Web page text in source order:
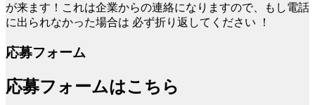
が来ます！これは企業からの連絡になりますので、もし電話
に出られなかった場合は 必ず折り返してください ！
応募フォーム
応募フォームはこちら